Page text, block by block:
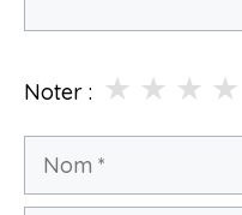
Noter : ★
★
★
★
Nom